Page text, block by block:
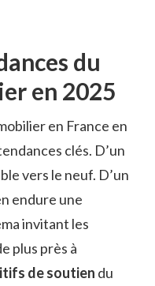
du
en 2025
en France en
clés. D’un
vers le neuf. D’un
endure une
invitant les
plus près à
de soutien du